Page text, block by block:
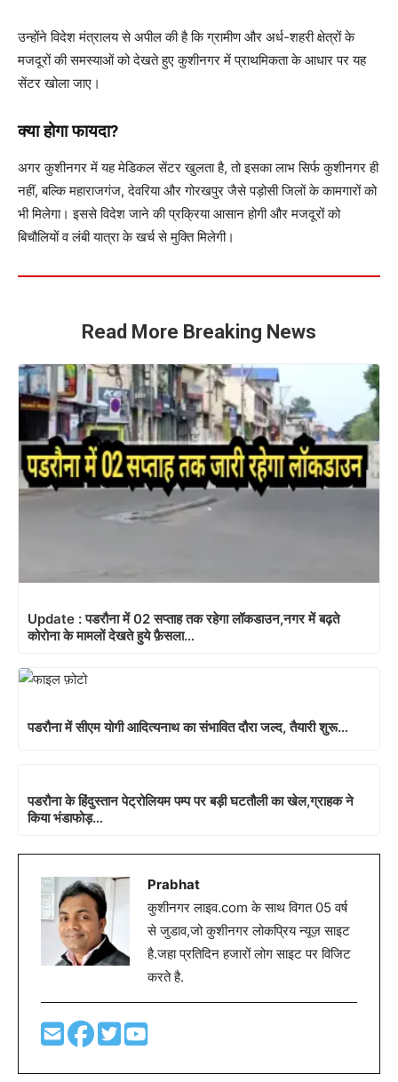
उन्होंने विदेश मंत्रालय से अपील की है कि ग्रामीण और अर्ध-शहरी क्षेत्रों के
मजदूरों की समस्याओं को देखते हुए कुशीनगर में प्राथमिकता के आधार पर यह
सेंटर खोला जाए।
क्या होगा फायदा?
अगर कुशीनगर में यह मेडिकल सेंटर खुलता है, तो इसका लाभ सिर्फ कुशीनगर ही
नहीं, बल्कि महाराजगंज, देवरिया और गोरखपुर जैसे पड़ोसी जिलों के कामगारों को
भी मिलेगा। इससे विदेश जाने की प्रक्रिया आसान होगी और मजदूरों को
बिचौलियों व लंबी यात्रा के खर्च से मुक्ति मिलेगी।
Read More Breaking News
Update : पडरौना में 02 सप्ताह तक रहेगा लॉकडाउन,नगर में बढ़ते
कोरोना के मामलों देखते हुये फ़ैसला…
पडरौना में सीएम योगी आदित्यनाथ का संभावित दौरा जल्द, तैयारी शुरू…
पडरौना के हिंदुस्तान पेट्रोलियम पम्प पर बड़ी घटतौली का खेल,ग्राहक ने
किया भंडाफोड़…
Prabhat
कुशीनगर लाइव.com के साथ विगत 05 वर्ष
से जुडाव,जो कुशीनगर लोकप्रिय न्यूज़ साइट
है.जहा प्रतिदिन हजारों लोग साइट पर विजिट
करते है.